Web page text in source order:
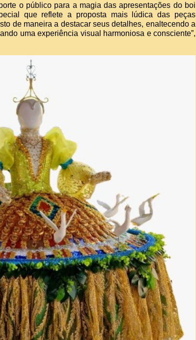
o público para a magia das apresentações do boi
que reflete a proposta mais lúdica das peças
de maneira a destacar seus detalhes, enaltecendo a
uma experiência visual harmoniosa e consciente”,